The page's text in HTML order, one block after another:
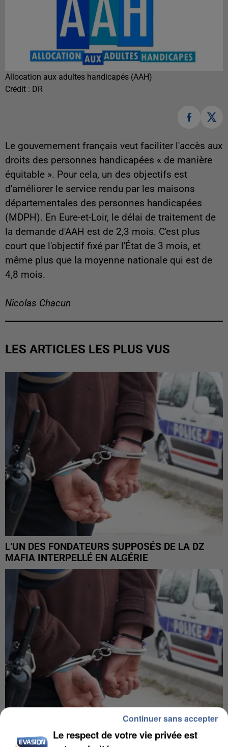
Allocation aux adultes handicapés (AAH)
Crédit : DR
Le gouvernement français veut faciliter l'accès aux
droits des personnes handicapées « de manière
équitable ». Pour cela, un des objectifs est
d'améliorer le service rendu par les maisons
départementales des personnes handicapées
(MDPH). En Eure-et-Loir, le délai de traitement de
la demande d'AAH est de 2,3 mois. C'est plus
court que l'objectif fixé par l'État de 3 mois, et
même plus que la moyenne nationale qui est de
4,8 mois.
Nicolas Chacun
LES ARTICLES LES PLUS VUS
L’UN DES FONDATEURS SUPPOSÉS DE LA DZ
MAFIA INTERPELLÉ EN ALGÉRIE
UN SECOND CADRE DE LA DZ MAFIA
Le respect de votre vie privée est
Continuer sans accepter